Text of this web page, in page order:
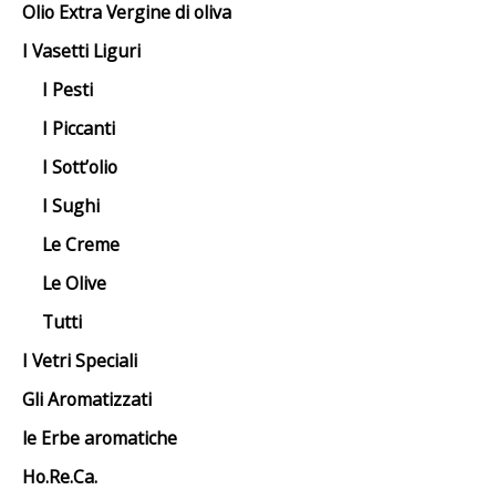
Olio Extra Vergine di oliva
I Vasetti Liguri
I Pesti
I Piccanti
I Sott’olio
I Sughi
Le Creme
Le Olive
Tutti
I Vetri Speciali
Gli Aromatizzati
le Erbe aromatiche
Ho.Re.Ca.